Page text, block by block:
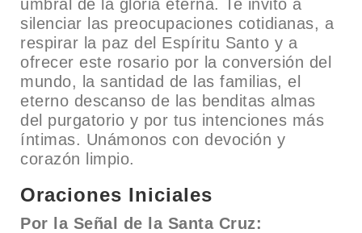
umbral de la gloria eterna. Te invito a
silenciar las preocupaciones cotidianas, a
respirar la paz del Espíritu Santo y a
ofrecer este rosario por la conversión del
mundo, la santidad de las familias, el
eterno descanso de las benditas almas
del purgatorio y por tus intenciones más
íntimas. Unámonos con devoción y
corazón limpio.
Oraciones Iniciales
Por la Señal de la Santa Cruz: